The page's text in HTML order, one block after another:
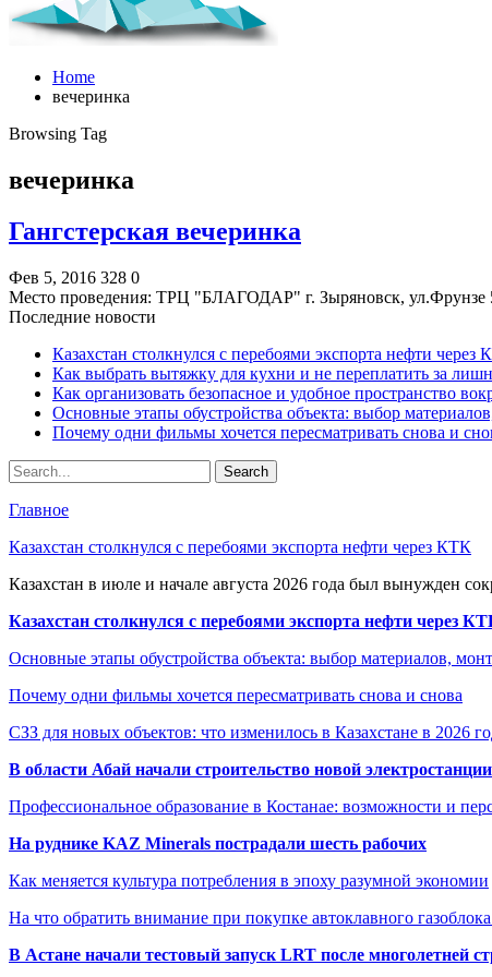
Home
вечеринка
Browsing Tag
вечеринка
Гангстерская вечеринка
Фев 5, 2016 328 0
Место проведения: ТРЦ "БЛАГОДАР" г. Зыряновск, ул.Фрунзе
Последние новости
Казахстан столкнулся с перебоями экспорта нефти через
Как выбрать вытяжку для кухни и не переплатить за
Как организовать безопасное и удобное пространство
Основные этапы обустройства объекта: выбор
Почему одни фильмы хочется пересматривать снова и
Главное
Казахстан столкнулся с перебоями экспорта нефти через КТК
Казахстан в июле и начале августа 2026 года был вынужден
Казахстан столкнулся с перебоями экспорта нефти через
Основные этапы обустройства объекта: выбор материалов,
Почему одни фильмы хочется пересматривать снова и снова
СЗЗ для новых объектов: что изменилось в Казахстане в 2026
В области Абай начали строительство новой
Профессиональное образование в Костанае: возможности и
На руднике KAZ Minerals пострадали шесть рабочих
Как меняется культура потребления в эпоху разумной экономии
На что обратить внимание при покупке автоклавного
В Астане начали тестовый запуск LRT после многолетней